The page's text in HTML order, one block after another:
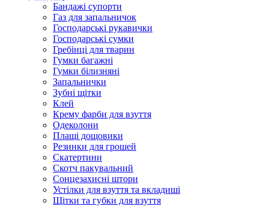
Бандажі супорти
Газ для запальничок
Господарські рукавички
Господарські сумки
Гребінці для тварин
Гумки багажні
Гумки білизняні
Запальнички
Зубні щітки
Клей
Крему фарби для взуття
Одеколони
Плащі дощовики
Резинки для грошей
Скатертини
Скотч пакувальний
Сонцезахисні штори
Устілки для взуття та вкладиші
Щітки та губки для взуття